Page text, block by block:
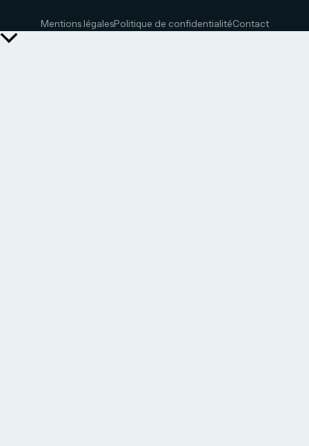
Mentions légalesPolitique de confidentialitéContact